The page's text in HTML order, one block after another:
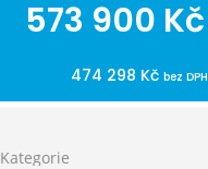
573 900 Kč
474 298 Kč bez DPH
Kategorie